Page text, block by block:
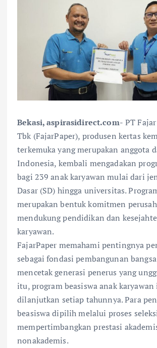
Bekasi, aspirasidirect.com- PT
Tbk (FajarPaper), produsen kertas
terkemuka yang merupakan anggota
Indonesia, kembali mengadakan
bagi 239 anak karyawan mulai dari
Dasar (SD) hingga universitas.
merupakan bentuk komitmen
mendukung pendidikan dan
karyawan.
FajarPaper memahami pentingnya
sebagai fondasi pembangunan
mencetak generasi penerus yang
itu, program beasiswa anak
dilanjutkan setiap tahunnya. Para
beasiswa dipilih melalui proses
mempertimbangkan prestasi
nonakademis.